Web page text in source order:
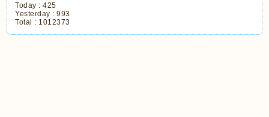
Today :425
Yesterday :993
Total : 1012373